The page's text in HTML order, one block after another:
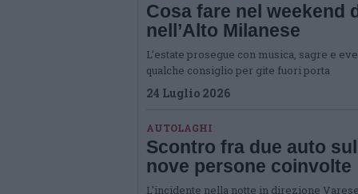
Cosa fare nel weekend
nell’Alto Milanese
L’estate prosegue con musica, sagre e
qualche consiglio per gite fuori porta
24 Luglio 2026
AUTOLAGHI
Scontro fra due auto
nove persone coinvolte
L’incidente nella notte in direzione